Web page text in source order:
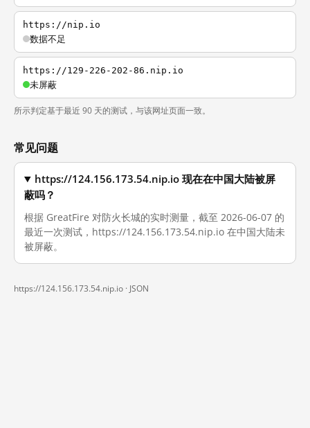
https://nip.io
数据不足
https://129-226-202-86.nip.io
未屏蔽
所示判定基于最近 90 天的测试，与该网址页面一致。
常见问题
https://124.156.173.54.nip.io 现在在中国大陆被屏
蔽吗？
根据 GreatFire 对防火长城的实时测量，截至 2026-06-07 的
最近一次测试，https://124.156.173.54.nip.io 在中国大陆未
被屏蔽。
https://124.156.173.54.nip.io · JSON